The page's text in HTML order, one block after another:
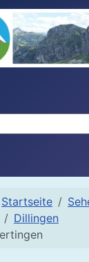
Startseite
Dillingen